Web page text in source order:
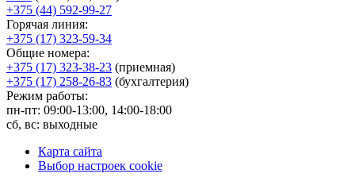
+375 (44) 592-99-27
Горячая линия:
+375 (17) 323-59-34
Общие номера:
+375 (17) 323-38-23 (приемная)
+375 (17) 258-26-83 (бухгалтерия)
Режим работы:
пн-пт: 09:00-13:00, 14:00-18:00
сб, вс: выходные
Карта сайта
Выбор настроек cookie